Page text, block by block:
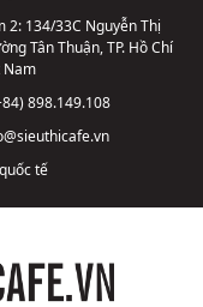
2: 134/33C Nguyễn Thị
Tân Thuận, TP. Hồ Chí
Nam
898.149.108
tế